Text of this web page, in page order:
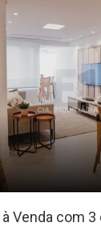
Venda com 3